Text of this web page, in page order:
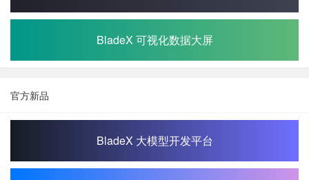
BladeX 可视化数据大屏
官方新品
BladeX 大模型开发平台